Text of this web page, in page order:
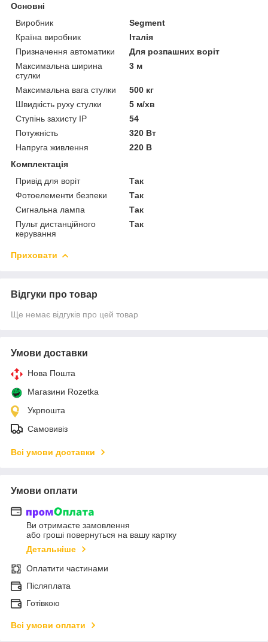
Основні
Виробник
Segment
Країна виробник
Італія
Призначення автоматики
Для розпашних воріт
Максимальна ширина
стулки
3 м
Максимальна вага стулки
500 кг
Швидкість руху стулки
5 м/хв
Ступінь захисту IP
54
Потужність
320 Вт
Напруга живлення
220 В
Комплектація
Привід для воріт
Так
Фотоелементи безпеки
Так
Сигнальна лампа
Так
Пульт дистанційного
керування
Так
Приховати
Відгуки про товар
Ще немає відгуків про цей товар
Умови доставки
Нова Пошта
Магазини Rozetka
Укрпошта
Самовивіз
Всі умови доставки
Умови оплати
Ви отримаєте замовлення
або гроші повернуться на вашу картку
Детальніше
Оплатити частинами
Післяплата
Готівкою
Всі умови оплати